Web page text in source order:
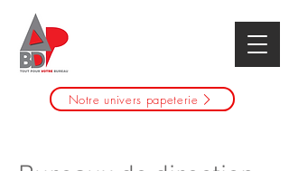
Notre univers papeterie